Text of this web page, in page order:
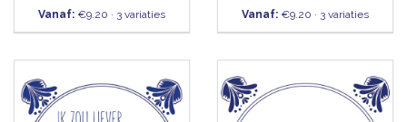
Vanaf: €9.20 · 3 variaties Vanaf: €9.20 · 3 variaties